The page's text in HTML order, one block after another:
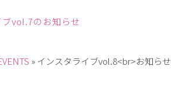
ブvol.7のお知らせ
» インスタライブvol.8<br>お知らせ